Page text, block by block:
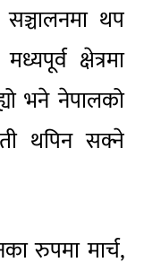
थप
क्षेत्रमा
भने नेपालको
थपिन सक्ने
रुपमा मार्च,